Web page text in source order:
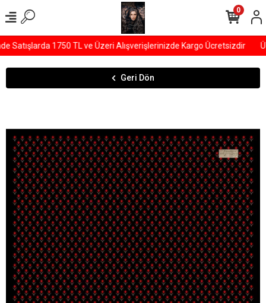
1750 TL ve Üzeri Alışverişlerinizde Kargo Ücretsizdir
0
Geri Dön